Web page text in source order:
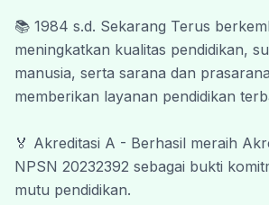
kerja sama dari berbagai pihak.
itu, kami mengucapkan terima
seluruh guru, tenaga
didik, orang tua, komite
kontribusi terbaik bagi
Ciawi.
Akhir kata, semoga
📚 1984 s.d. Sekarang Terus
meningkatkan kualitas pendidikan,
manusia, serta sarana dan
memberikan layanan pendidikan
🏅 Akreditasi A - Berhasil meraih
NPSN 20232392 sebagai bukti
mutu pendidikan.